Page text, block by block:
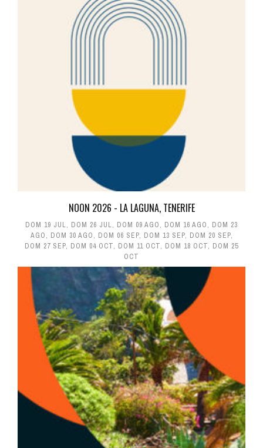
NOON 2026 - LA LAGUNA, TENERIFE
DOM 19 JUL, DOM 26 JUL, DOM 09 AGO, DOM 16 AGO, DOM 23
AGO, DOM 30 AGO, DOM 06 SEP, DOM 13 SEP, DOM 20 SEP,
DOM 27 SEP, DOM 04 OCT, DOM 11 OCT, DOM 18 OCT, DOM 25
OCT